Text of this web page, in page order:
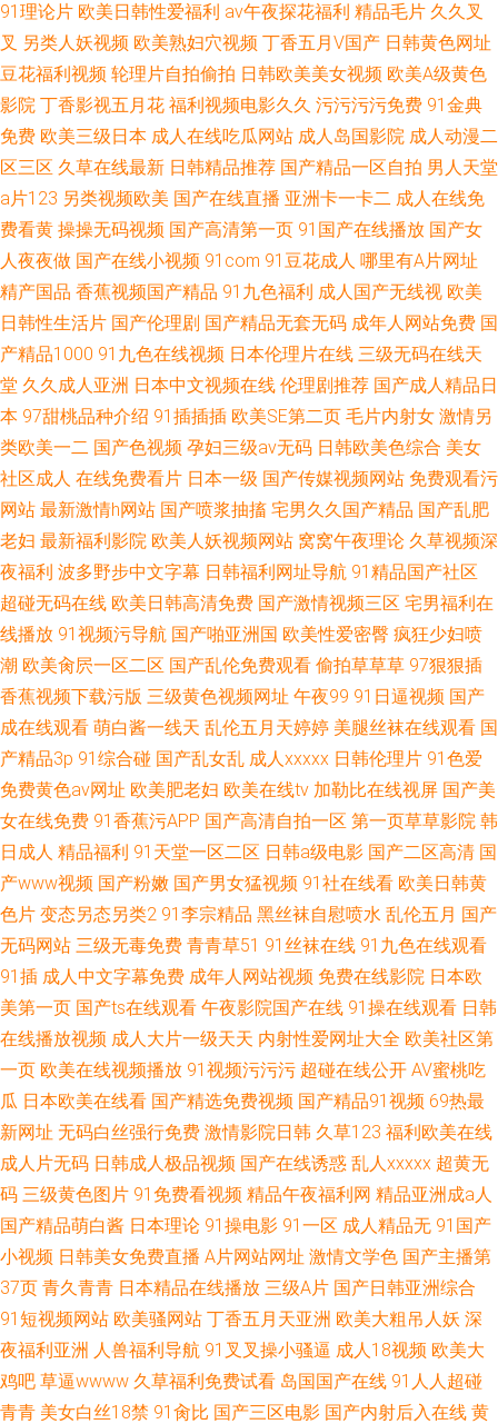
91理论片 欧美日韩性爱福利 av午夜探花福利 精品毛片 久久叉
叉 另类人妖视频 欧美熟妇穴视频 丁香五月V国产 日韩黄色网址
豆花福利视频 轮理片自拍偷拍 日韩欧美美女视频 欧美A级黄色
影院 丁香影视五月花 福利视频电影久久 污污污污免费 91金典
免费 欧美三级日本 成人在线吃瓜网站 成人岛国影院 成人动漫二
区三区 久草在线最新 日韩精品推荐 国产精品一区自拍 男人天堂
a片123 另类视频欧美 国产在线直播 亚洲卡一卡二 成人在线免
费看黄 操操无码视频 国产高清第一页 91国产在线播放 国产女
人夜夜做 国产在线小视频 91com 91豆花成人 哪里有A片网址
精产国品 香蕉视频国产精品 91九色福利 成人国产无线视 欧美
日韩性生活片 国产伦理剧 国产精品无套无码 成年人网站免费 国
产精品1000 91九色在线视频 日本伦理片在线 三级无码在线天
堂 久久成人亚洲 日本中文视频在线 伦理剧推荐 国产成人精品日
本 97甜桃品种介绍 91插插插 欧美SE第二页 毛片内射女 激情另
类欧美一二 国产色视频 孕妇三级av无码 日韩欧美色综合 美女
社区成人 在线免费看片 日本一级 国产传媒视频网站 免费观看污
网站 最新激情h网站 国产喷浆抽搐 宅男久久国产精品 国产乱肥
老妇 最新福利影院 欧美人妖视频网站 窝窝午夜理论 久草视频深
夜福利 波多野步中文字幕 日韩福利网址导航 91精品国产社区
超碰无码在线 欧美日韩高清免费 国产激情视频三区 宅男福利在
线播放 91视频污导航 国产啪亚洲国 欧美性爱密臀 疯狂少妇喷
潮 欧美肏屄一区二区 国产乱伦免费观看 偷拍草草草 97狠狠插
香蕉视频下载污版 三级黄色视频网址 午夜99 91日逼视频 国产
成在线观看 萌白酱一线天 乱伦五月天婷婷 美腿丝袜在线观看 国
产精品3p 91综合碰 国产乱女乱 成人xxxxx 日韩伦理片 91色爱
免费黄色av网址 欧美肥老妇 欧美在线tv 加勒比在线视屏 国产美
女在线免费 91香蕉污APP 国产高清自拍一区 第一页草草影院 韩
日成人 精品福利 91天堂一区二区 日韩a级电影 国产二区高清 国
产www视频 国产粉嫩 国产男女猛视频 91社在线看 欧美日韩黄
色片 变态另态另类2 91李宗精品 黑丝袜自慰喷水 乱伦五月 国产
无码网站 三级无毒免费 青青草51 91丝袜在线 91九色在线观看
91插 成人中文字幕免费 成年人网站视频 免费在线影院 日本欧
美第一页 国产ts在线观看 午夜影院国产在线 91操在线观看 日韩
在线播放视频 成人大片一级天天 内射性爱网址大全 欧美社区第
一页 欧美在线视频播放 91视频污污污 超碰在线公开 AV蜜桃吃
瓜 日本欧美在线看 国产精选免费视频 国产精品91视频 69热最
新网址 无码白丝强行免费 激情影院日韩 久草123 福利欧美在线
成人片无码 日韩成人极品视频 国产在线诱惑 乱人xxxxx 超黄无
码 三级黄色图片 91免费看视频 精品午夜福利网 精品亚洲成a人
国产精品萌白酱 日本理论 91操电影 91一区 成人精品无 91国产
小视频 日韩美女免费直播 A片网站网址 激情文学色 国产主播第
37页 青久青青 日本精品在线播放 三级A片 国产日韩亚洲综合
91短视频网站 欧美骚网站 丁香五月天亚洲 欧美大粗吊人妖 深
夜福利亚洲 人兽福利导航 91叉叉操小骚逼 成人18视频 欧美大
鸡吧 草逼wwww 久草福利免费试看 岛国国产在线 91人人超碰
青青 美女白丝18禁 91肏比 国产三区电影 国产内射后入在线 黄